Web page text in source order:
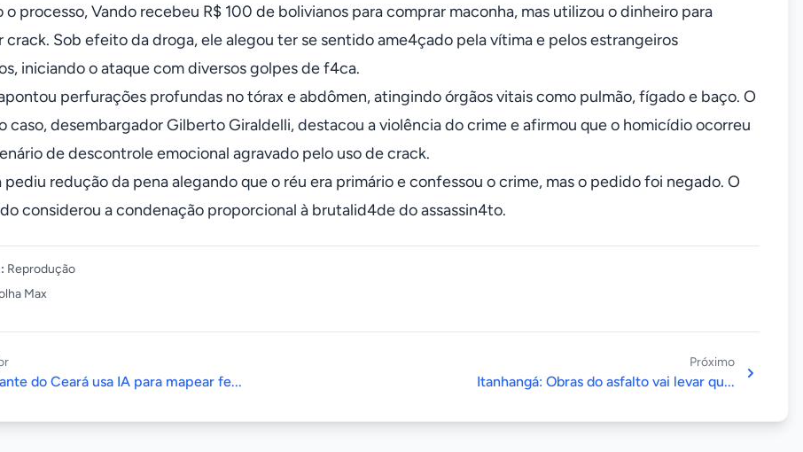
o processo, Vando recebeu R$ 100 de bolivianos para comprar maconha, mas utilizou o dinheiro para
crack. Sob efeito da droga, ele alegou ter se sentido ame4çado pela vítima e pelos estrangeiros
iniciando o ataque com diversos golpes de f4ca.
perfurações profundas no tórax e abdômen, atingindo órgãos vitais como pulmão, fígado e baço. O
caso, desembargador Gilberto Giraldelli, destacou a violência do crime e afirmou que o homicídio ocorreu
de descontrole emocional agravado pelo uso de crack.
pediu redução da pena alegando que o réu era primário e confessou o crime, mas o pedido foi negado. O
considerou a condenação proporcional à brutalid4de do assassin4to.
Reprodução
Max
do Ceará usa IA para mapear fe...
Próximo
Itanhangá: Obras do asfalto vai levar qu...